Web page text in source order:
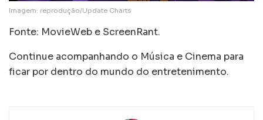
Imagem: reprodução/Update Charts
Fonte: MovieWeb e ScreenRant.
Continue acompanhando o Música e Cinema para
ficar por dentro do mundo do entretenimento.